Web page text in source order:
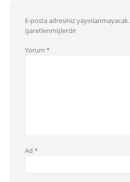
E-posta adresiniz yayınlanmayacak.
işaretlenmişlerdir
Yorum *
Ad *